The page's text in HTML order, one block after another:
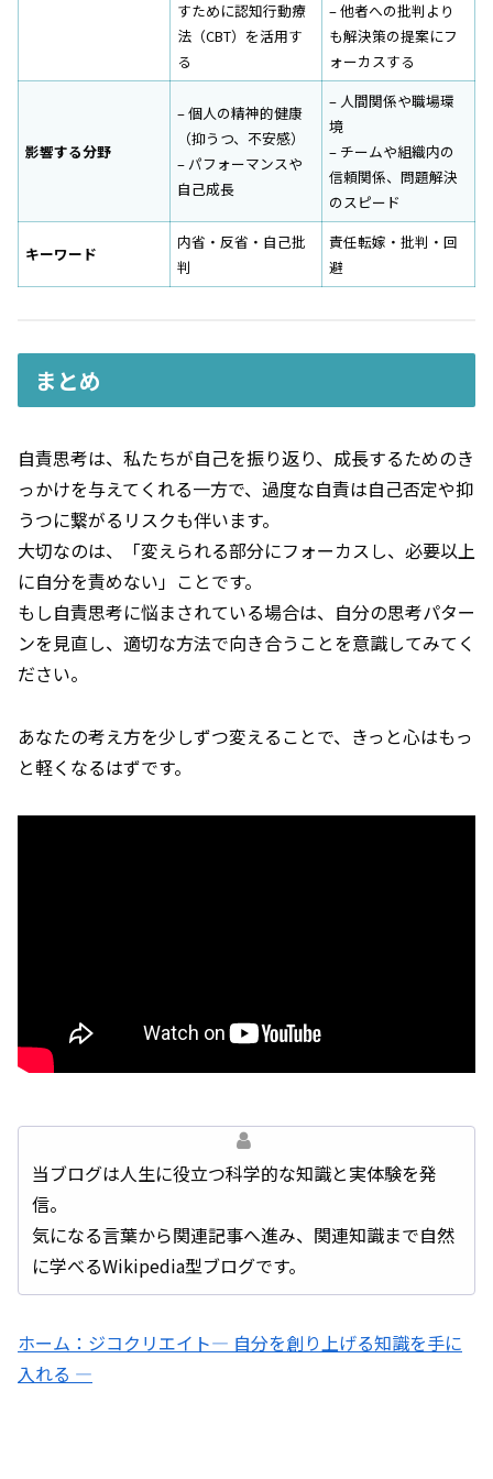
すために認知行動療
法（CBT）を活用す
る
– 他者への批判より
も解決策の提案にフ
ォーカスする
影響する分野
– 個人の精神的健康
（抑うつ、不安感）
– パフォーマンスや
自己成長
– 人間関係や職場環
境
– チームや組織内の
信頼関係、問題解決
のスピード
キーワード
内省・反省・自己批
判
責任転嫁・批判・回
避
まとめ
自責思考は、私たちが自己を振り返り、成長するためのき
っかけを与えてくれる一方で、過度な自責は自己否定や抑
うつに繋がるリスクも伴います。
大切なのは、「変えられる部分にフォーカスし、必要以上
に自分を責めない」ことです。
もし自責思考に悩まされている場合は、自分の思考パター
ンを見直し、適切な方法で向き合うことを意識してみてく
ださい。
あなたの考え方を少しずつ変えることで、きっと心はもっ
と軽くなるはずです。
当ブログは人生に役立つ科学的な知識と実体験を発
信。
気になる言葉から関連記事へ進み、関連知識まで自然
に学べるWikipedia型ブログです。
ホーム：ジコクリエイト― 自分を創り上げる知識を手に
入れる ―